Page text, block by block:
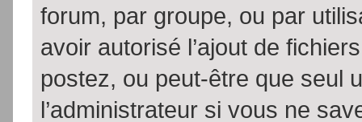
forum, par groupe, ou par
avoir autorisé l’ajout de
postez, ou peut-être que seul
l’administrateur si vous ne